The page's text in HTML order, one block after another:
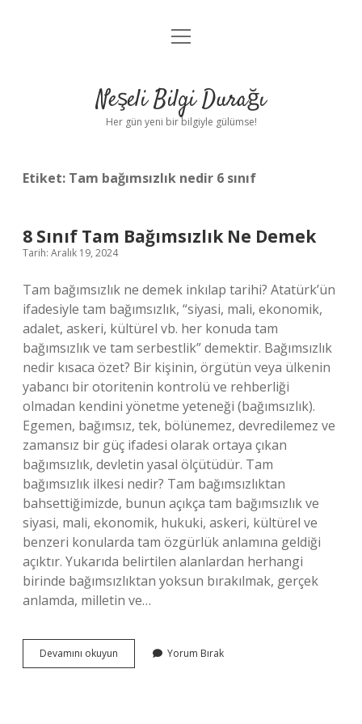
Anasayfa
Yasal Uyarı
menüyü
Neşeli Bilgi Durağı
Her gün yeni bir bilgiyle gülümse!
Etiket: Tam bağımsızlık nedir 6 sınıf
8 Sınıf Tam Bağımsızlık Ne Demek
Tarih: Aralık 19, 2024
Tam bağımsızlık ne demek inkılap tarihi? Atatürk’ün
ifadesiyle tam bağımsızlık, “siyasi, mali, ekonomik,
adalet, askeri, kültürel vb. her konuda tam
bağımsızlık ve tam serbestlik” demektir. Bağımsızlık
nedir kısaca özet? Bir kişinin, örgütün veya ülkenin
yabancı bir otoritenin kontrolü ve rehberliği
olmadan kendini yönetme yeteneği (bağımsızlık).
Egemen, bağımsız, tek, bölünemez, devredilemez ve
zamansız bir güç ifadesi olarak ortaya çıkan
bağımsızlık, devletin yasal ölçütüdür. Tam
bağımsızlık ilkesi nedir? Tam bağımsızlıktan
bahsettiğimizde, bunun açıkça tam bağımsızlık ve
siyasi, mali, ekonomik, hukuki, askeri, kültürel ve
benzeri konularda tam özgürlük anlamına geldiği
açıktır. Yukarıda belirtilen alanlardan herhangi
birinde bağımsızlıktan yoksun bırakılmak, gerçek
anlamda, milletin ve…
Devamını okuyun
Sınıf
Yorum Bırak